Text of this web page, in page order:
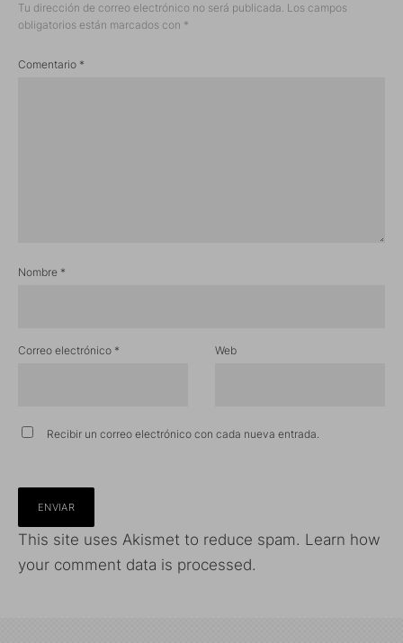
Tu dirección de correo electrónico no será publicada. Los campos
obligatorios están marcados con *
Comentario *
Nombre *
Correo electrónico * Web
Recibir un correo electrónico con cada nueva entrada.
This site uses Akismet to reduce spam. Learn how
your comment data is processed.